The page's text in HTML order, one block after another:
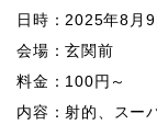
日時：2025年8
会場：玄関前
料金：100円～
内容：射的、スー